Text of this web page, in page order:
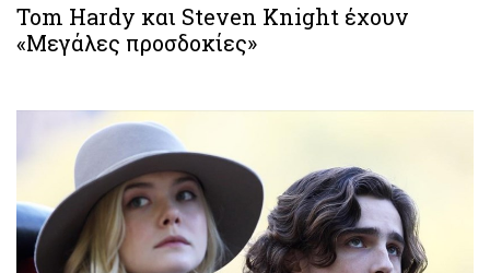
Tom Hardy και Steven Knight έχουν
«Μεγάλες προσδοκίες»